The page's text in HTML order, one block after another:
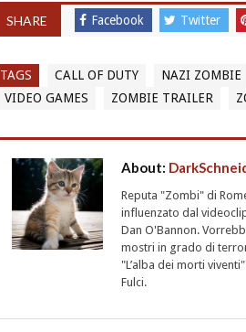
SHARE Facebook Twitter
TAGS CALL OF DUTY NAZI ZOMBIE
VIDEO GAMES
ZOMBIE TRAILER
About:
Reputa "Zombi" di
influenzato dal
Dan O'Bannon.
mostri in grado di
"L’alba dei morti
Fulci.